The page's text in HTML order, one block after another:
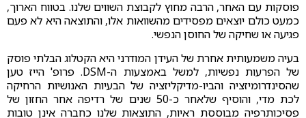
פוסקות עם האחר, הרבה מחוץ לקבוצת השווים שלנו. בטווח הארוך,
כמעט כולם יוצאים מפסידים מהשוואות אלו, והתוצאה היא לא פעם
פגיעה או שחיקה של החוסן הנפשי.
בעיה משמעותית אחרת של העידן המודרני היא הקטלוג הבלתי פוסק
של הפרעות נפשיות, למשל באמצעות ה-DSM. פרופ' הייז טען
שהסינדרומיזציה והביו-מדיקליזציה של הבעיות האנושיות הרחיקה
לכת מדי, והוסיף שלאחר כ-50 שנים של רדיפה אחר החזון של
פסיכותרפיה מבוססת ראיות, התוצאות שלנו כחברה אינן טובות